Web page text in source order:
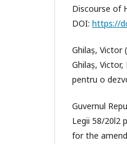
Discourse of
DOI: https://
Ghilaș, Victor
Ghilaș,
pentru o
Guvernul
Legii 58/20l2
for the